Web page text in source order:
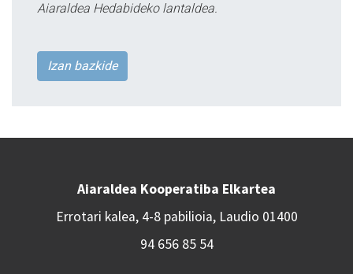
Aiaraldea Hedabideko lantaldea.
Izan bazkide
Aiaraldea Kooperatiba Elkartea
Errotari kalea, 4-8 pabilioia, Laudio 01400
94 656 85 54